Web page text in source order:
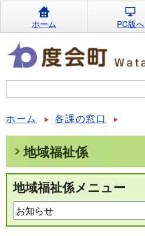
ホーム PC版へ
ホーム 各課の窓口
地域福祉係
地域福祉係メニュー